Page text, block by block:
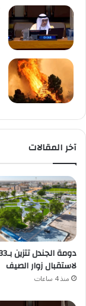
آخر المقالات
لاستقبال زوار الصيف
منذ 4 ساعات